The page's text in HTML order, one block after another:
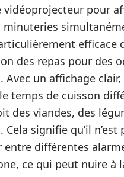
vidéoprojecteur pour
minuteries
efficace
des repas pour des
Avec un affichage
temps de cuisson
des viandes, des
Cela signifie qu’il n’est
entre différentes
ce qui peut nuire à